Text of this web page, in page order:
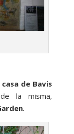
de Bavis
la misma,
.